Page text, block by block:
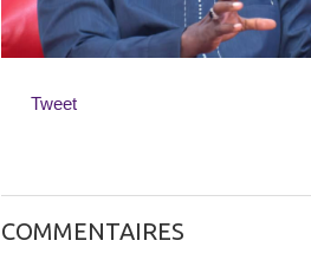
Tweet
COMMENTAIRES